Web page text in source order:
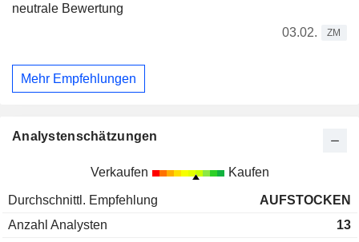
neutrale Bewertung
03.02.
ZM
Mehr Empfehlungen
Analystenschätzungen
Verkaufen Kaufen
Durchschnittl. Empfehlung
AUFSTOCKEN
Anzahl Analysten
13